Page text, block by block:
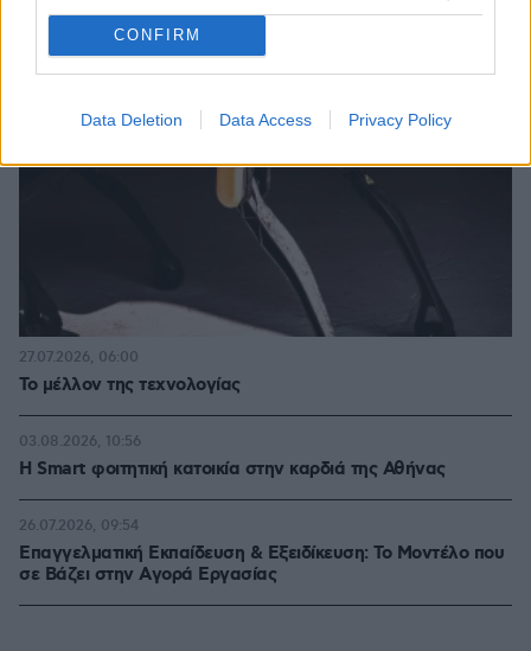
CONFIRM
Data Deletion Data Access Privacy Policy
Το μέλλον της τεχνολογίας
27.07.2026, 06:00
Η Smart φοιτητική κατοικία στην καρδιά της Αθήνας
03.08.2026, 10:56
Επαγγελματική Εκπαίδευση & Εξειδίκευση: Το Mοντέλο που
σε Bάζει στην Aγορά Eργασίας
26.07.2026, 09:54